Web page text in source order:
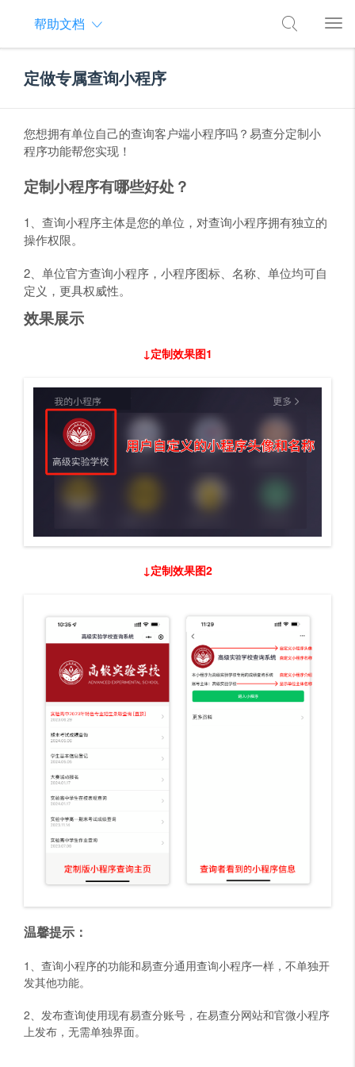
帮助文档
定做专属查询小程序
您想拥有单位自己的查询客户端小程序吗？易查分定制小
程序功能帮您实现！
定制小程序有哪些好处？
1、查询小程序主体是您的单位，对查询小程序拥有独立的
操作权限。
2、单位官方查询小程序，小程序图标、名称、单位均可自
定义，更具权威性。
效果展示
↓定制效果图1
↓定制效果图2
温馨提示：
1、查询小程序的功能和易查分通用查询小程序一样，不单独开
发其他功能。
2、发布查询使用现有易查分账号，在易查分网站和官微小程序
上发布，无需单独界面。